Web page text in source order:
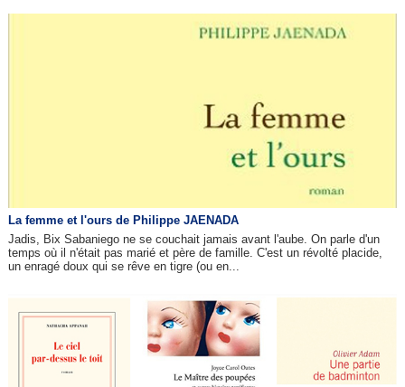
La femme et l'ours de Philippe JAENADA
Jadis, Bix Sabaniego ne se couchait jamais avant l'aube. On parle d'un
temps où il n'était pas marié et père de famille. C'est un révolté placide,
un enragé doux qui se rêve en tigre (ou en...